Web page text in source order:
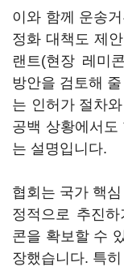
이와 함께 운송
정화 대책도 제
랜트(현장 레미
방안을 검토해
는 인허가 절차
공백 상황에서
는 설명입니다.
협회는 국가 핵
정적으로 추진
콘을 확보할 수
장했습니다. 특